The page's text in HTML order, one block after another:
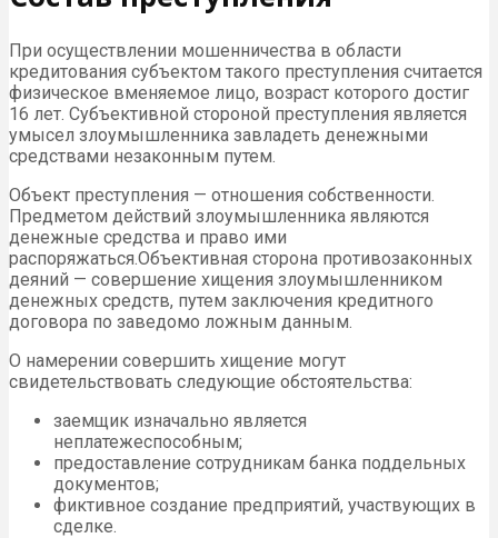
При осуществлении мошенничества в области
кредитования субъектом такого преступления считается
физическое вменяемое лицо, возраст которого достиг
16 лет. Субъективной стороной преступления является
умысел злоумышленника завладеть денежными
средствами незаконным путем.
Объект преступления — отношения собственности.
Предметом действий злоумышленника являются
денежные средства и право ими
распоряжаться.Объективная сторона противозаконных
деяний — совершение хищения злоумышленником
денежных средств, путем заключения кредитного
договора по заведомо ложным данным.
О намерении совершить хищение могут
свидетельствовать следующие обстоятельства:
заемщик изначально является
неплатежеспособным;
предоставление сотрудникам банка поддельных
документов;
фиктивное создание предприятий, участвующих в
сделке.